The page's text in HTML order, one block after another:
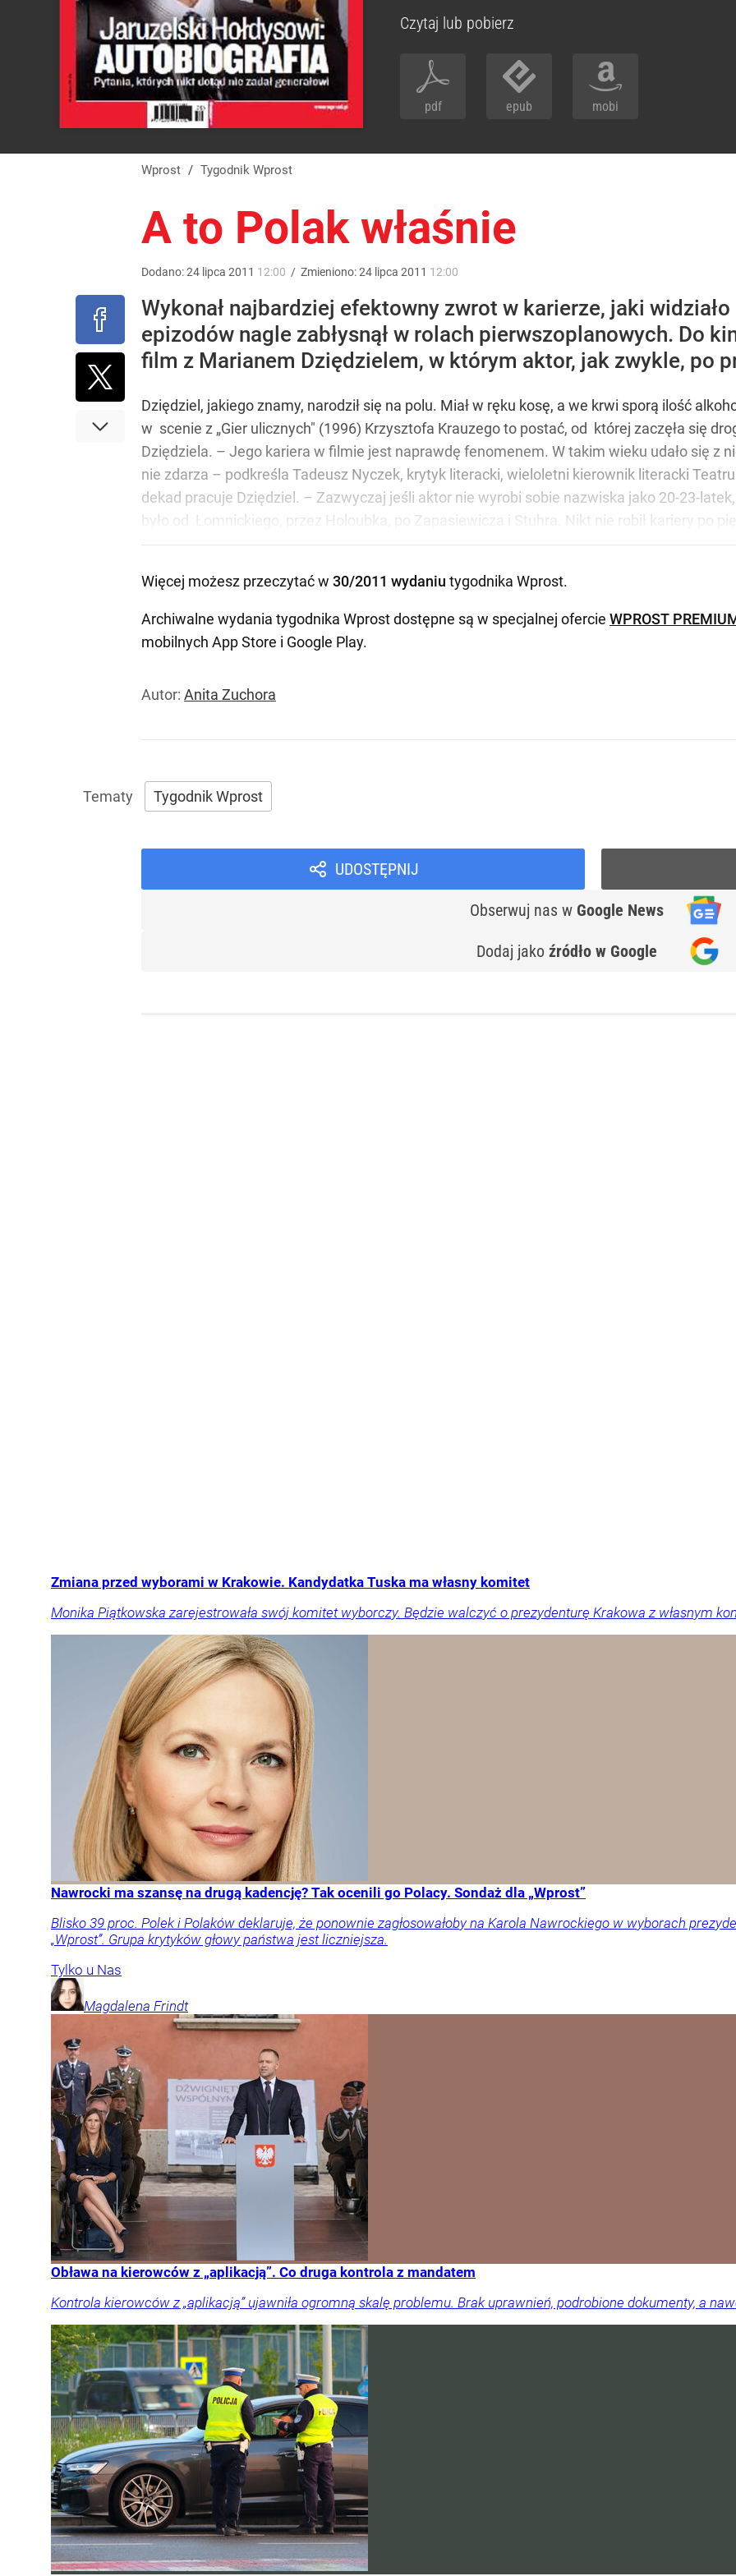
Czytaj lub pobierz
pdf epub mobi
Wprost / Tygodnik Wprost
A to Polak właśnie
Dodano:24 lipca 2011 12:00 / Zmieniono:24 lipca 2011 12:00
Wykonał najbardziej efektowny zwrot w karierze, jaki
epizodów nagle zabłysnął w rolach pierwszoplanowych. Do
film z Marianem Dziędzielem, w którym aktor, jak zwykle, po
Dziędziel, jakiego znamy, narodził się na polu. Miał w ręku kosę, a we krwi sporą ilość
w scenie z „Gier ulicznych" (1996) Krzysztofa Krauzego to postać, od której zaczęła się
Dziędziela. – Jego kariera w filmie jest naprawdę fenomenem. W takim wieku udało się z
nie zdarza – podkreśla Tadeusz Nyczek, krytyk literacki, wieloletni kierownik literacki
dekad pracuje Dziędziel. – Zazwyczaj jeśli aktor nie wyrobi sobie nazwiska jako 20-23-
było od Łomnickiego, przez Holoubka, po Zapasiewicza i Stuhra. Nikt nie robił kariery po
Więcej możesz przeczytać w 30/2011 wydaniu tygodnika Wprost.
Archiwalne wydania tygodnika Wprost dostępne są w specjalnej ofercie WPROST
mobilnych App Store i Google Play.
Autor: Anita Zuchora
Tygodnik Wprost
UDOSTĘPNIJ
Obserwuj nas w Google News
Dodaj jako źródło w Google
Zmiana przed wyborami w Krakowie. Kandydatka Tuska ma własny komitet
Monika Piątkowska zarejestrowała swój komitet wyborczy. Będzie walczyć o prezydenturę Krakowa z własnym
Nawrocki ma szansę na drugą kadencję? Tak ocenili go Polacy. Sondaż dla „Wprost”
Blisko 39 proc. Polek i Polaków deklaruje, że ponownie zagłosowałoby na Karola Nawrockiego w wyborach
„Wprost”. Grupa krytyków głowy państwa jest liczniejsza.
Tylko u Nas
Magdalena Frindt
Obława na kierowców z „aplikacją”. Co druga kontrola z mandatem
Kontrola kierowców z „aplikacją” ujawniła ogromną skalę problemu. Brak uprawnień, podrobione dokumenty, a